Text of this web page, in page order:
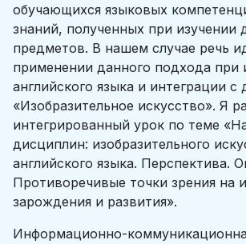
обучающихся языковых
знаний, полученных при изучении
предметов. В нашем случае речь
применении данного подхода при
английского языка и интеграции
«Изобразительное искусство». Я
интегрированный урок по теме
дисциплин: изобразительного
английского языка. Перспектива.
Противоречивые точки зрения на
зарождения и развития».
Информационно-